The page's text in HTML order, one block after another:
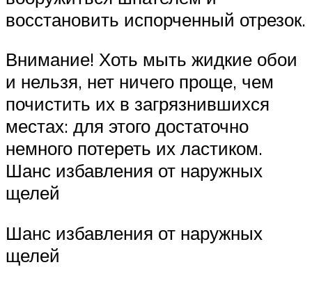
восстановить испорченный отрезок.
Внимание! Хоть мыть жидкие обои
и нельзя, нет ничего проще, чем
почистить их в загрязнившихся
местах: для этого достаточно
немного потереть их ластиком.
Шанс избавления от наружных
щелей
Шанс избавления от наружных
щелей